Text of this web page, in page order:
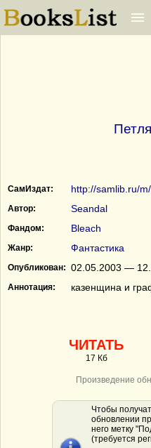
СамИздат: http://samlib.ru/
Автор: Seandal
Фандом: Bleach
Жанр: Фантастика
Опубликован: 02.05.2003 —
Аннотация: казенщина и
ЧИТАТЬ
17 Кб
Произведение
Чтобы
обновлении
него метку
(требуется